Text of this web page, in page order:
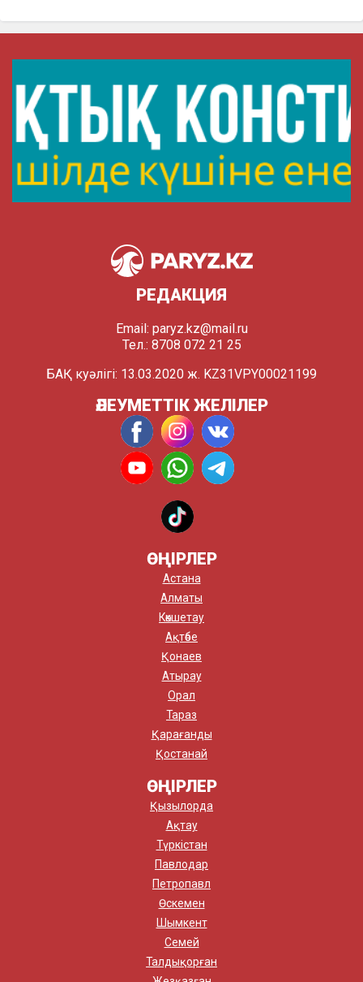
РЕДАКЦИЯ
Email: paryz.kz@mail.ru
Тел.: 8708 072 21 25
БАҚ куәлігі: 13.03.2020 ж. KZ31VPY00021199
ӘЛЕУМЕТТІК ЖЕЛІЛЕР
ӨҢІРЛЕР
Астана
Алматы
Көкшетау
Ақтөбе
Қонаев
Атырау
Орал
Тараз
Қарағанды
Қостанай
ӨҢІРЛЕР
Қызылорда
Ақтау
Түркістан
Павлодар
Петропавл
Өскемен
Шымкент
Семей
Талдықорған